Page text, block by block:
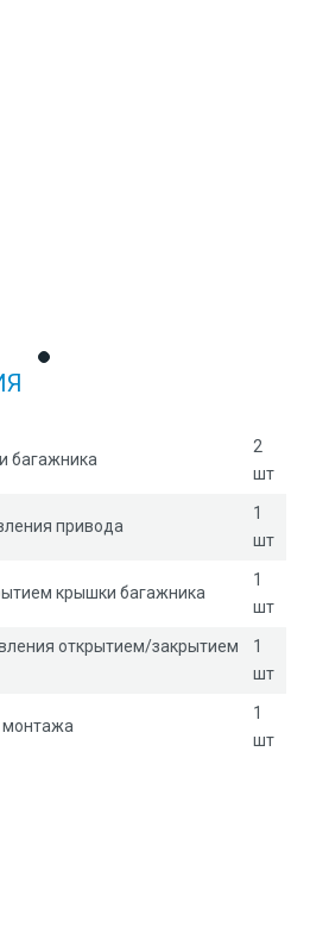
багажника
2
шт
привода
1
шт
крышки багажника
1
шт
открытием/закрытием
1
шт
монтажа
1
шт